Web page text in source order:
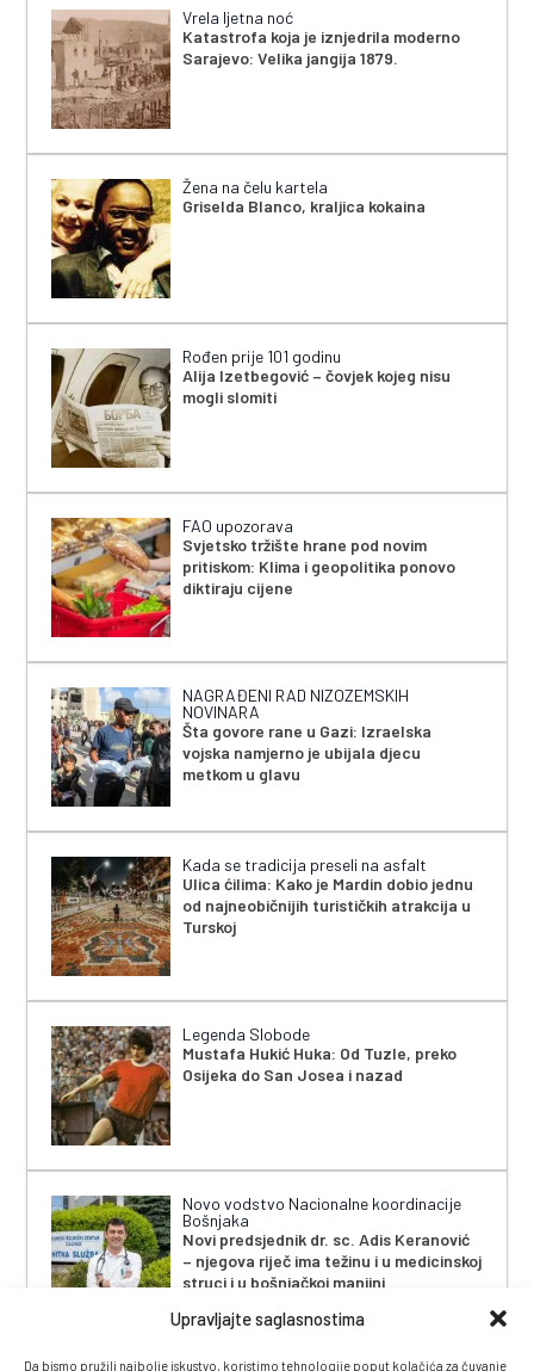
Upravljajte saglasnostima
Da bismo pružili najbolje iskustvo, koristimo tehnologije poput kolačića za čuvanje
Vrela ljetna noć
Katastrofa koja je iznjedrila moderno
Sarajevo: Velika jangija 1879.
Žena na čelu kartela
Griselda Blanco, kraljica kokaina
Rođen prije 101 godinu
Alija Izetbegović – čovjek kojeg nisu
mogli slomiti
FAO upozorava
Svjetsko tržište hrane pod novim
pritiskom: Klima i geopolitika ponovo
diktiraju cijene
NAGRAĐENI RAD NIZOZEMSKIH
NOVINARA
Šta govore rane u Gazi: Izraelska
vojska namjerno je ubijala djecu
metkom u glavu
Kada se tradicija preseli na asfalt
Ulica ćilima: Kako je Mardin dobio jednu
od najneobičnijih turističkih atrakcija u
Turskoj
Legenda Slobode
Mustafa Hukić Huka: Od Tuzle, preko
Osijeka do San Josea i nazad
Novo vodstvo Nacionalne koordinacije
Bošnjaka
Novi predsjednik dr. sc. Adis Keranović
– njegova riječ ima težinu i u medicinskoj
struci i u bošnjačkoj manjini